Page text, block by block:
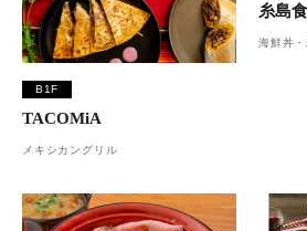
B1F
TACOMiA
メキシカングリル
糸島
海鮮丼・